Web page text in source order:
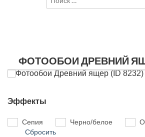
ФОТООБОИ ДРЕВНИЙ
Эффекты
Сепия Черно/белое
Сбросить